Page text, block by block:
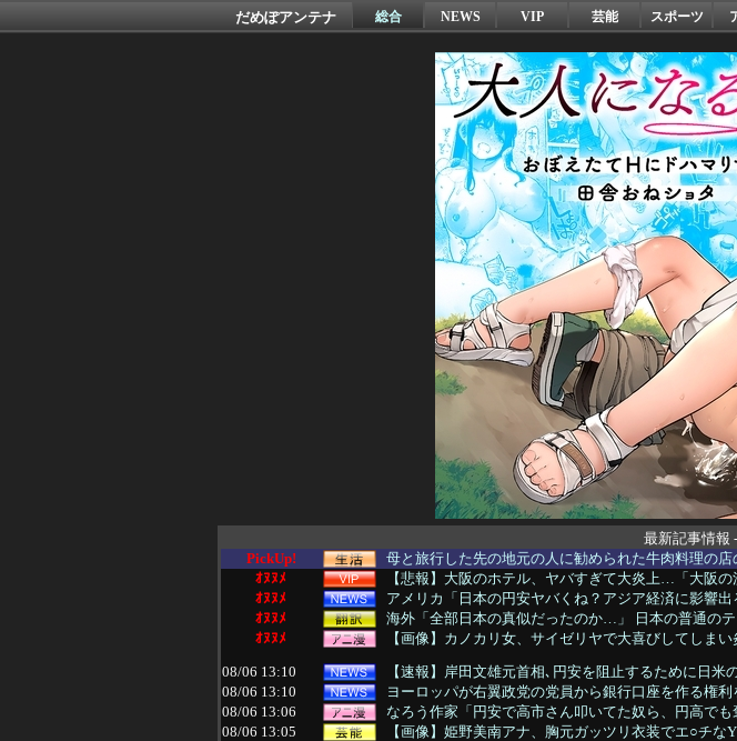
だめぽアンテナ 総合 NEWS VIP 芸能 スポーツ
最新記事情報
PickUp!
母と旅行した先の地元の人に勧められた牛肉料理の
ｵﾇﾇﾒ
【悲報】大阪のホテル、ヤバすぎて大炎上…「大阪の
ｵﾇﾇﾒ
アメリカ「日本の円安ヤバくね？アジア経済に影響出
ｵﾇﾇﾒ
海外「全部日本の真似だったのか…」 日本の普通のテ
ｵﾇﾇﾒ
【画像】カノカリ女、サイゼリヤで大喜びしてしまい
08/06 13:10
【速報】岸田文雄元首相､円安を阻止するために日米
08/06 13:10
ヨーロッパが右翼政党の党員から銀行口座を作る権
08/06 13:06
なろう作家「円安で高市さん叩いてた奴ら、円高で
08/06 13:05
【画像】姫野美南アナ、胸元ガッツリ衣装でエ○チな